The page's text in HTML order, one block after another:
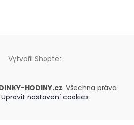
Vytvořil Shoptet
HODINY.cz. Všechna práva
Upravit nastavení cookies